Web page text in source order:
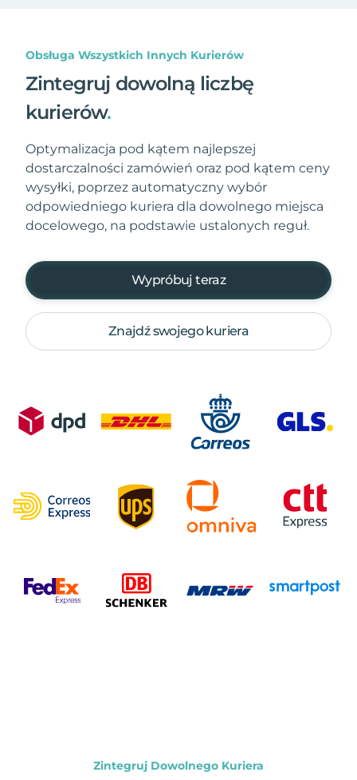
Obsługa Wszystkich Innych Kurierów
Zintegruj dowolną liczbę
kurierów.
Optymalizacja pod kątem najlepszej
dostarczalności zamówień oraz pod kątem ceny
wysyłki, poprzez automatyczny wybór
odpowiedniego kuriera dla dowolnego miejsca
docelowego, na podstawie ustalonych reguł.
Wypróbuj teraz
Znajdź swojego kuriera
Zintegruj Dowolnego Kuriera